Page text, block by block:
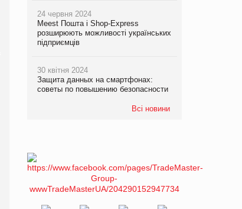
24 червня 2024
Meest Пошта і Shop-Express
розширюють можливості українських
підприємців
30 квітня 2024
Защита данных на смартфонах:
советы по повышению безопасности
Всі новини